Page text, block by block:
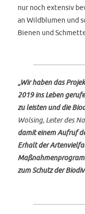
nur noch extensiv
an Wildblumen und
Bienen und
„Wir haben das
2019 ins Leben
zu leisten und die
Wolsing, Leiter des
damit einem Aufruf
Erhalt der
zum Schutz der